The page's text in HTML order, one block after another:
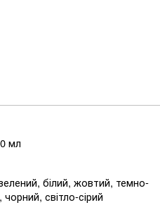
мл
білий, жовтий, темно-
світло-сірий